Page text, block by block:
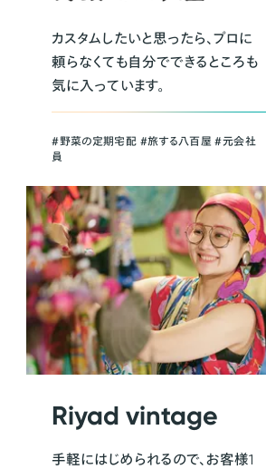
カスタムしたいと思ったら、プロに
頼らなくても自分でできるところも
気に入っています。
＃野菜の定期宅配 ＃旅する八百屋 ＃元会社
員
Riyad vintage
手軽にはじめられるので、お客様1